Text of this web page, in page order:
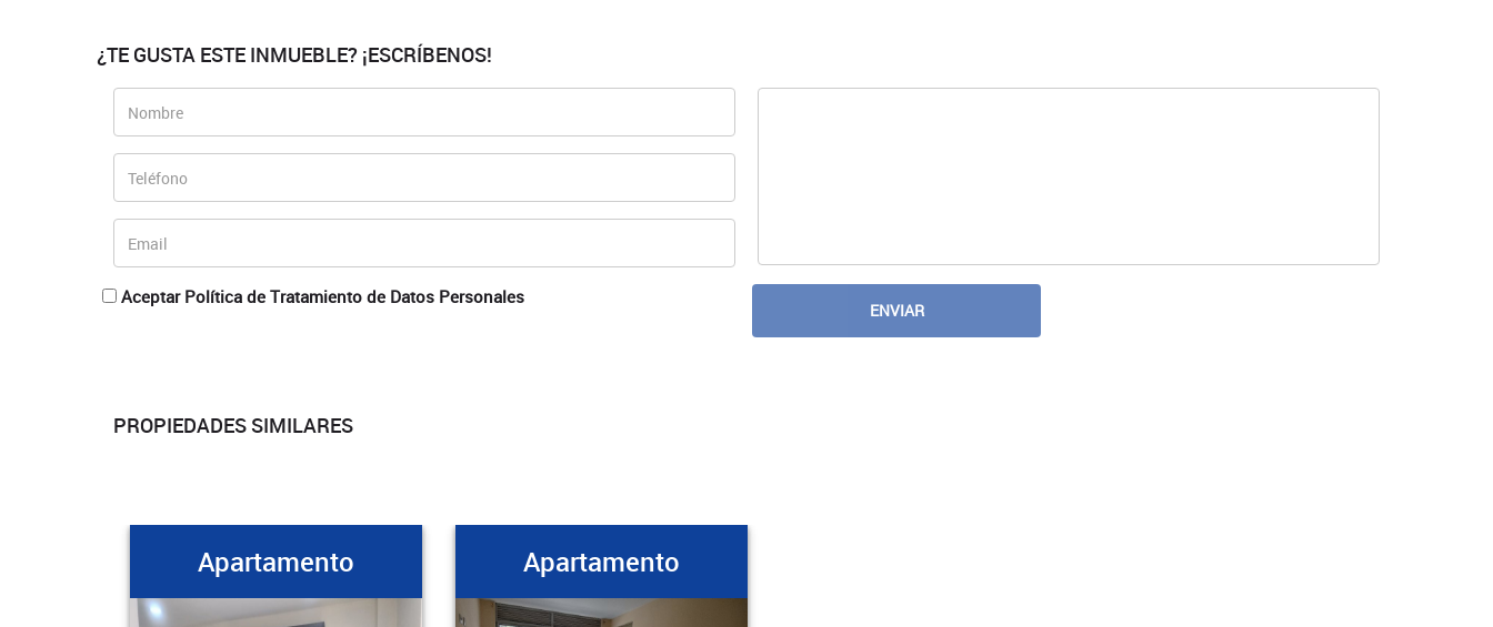
¿TE GUSTA ESTE INMUEBLE? ¡ESCRÍBENOS!
Aceptar Política de Tratamiento de Datos Personales
PROPIEDADES SIMILARES
Apartamento Apartamento